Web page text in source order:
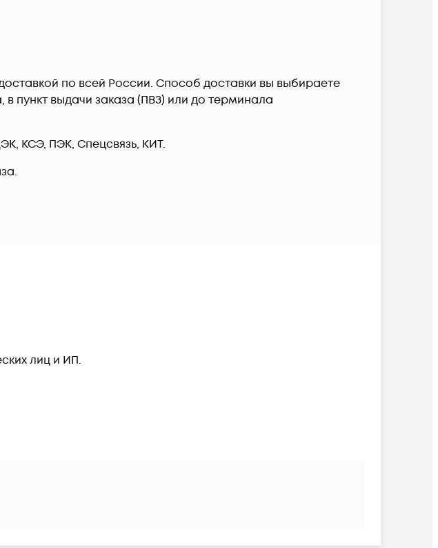
по всей России. Способ доставки вы выбираете
пункт выдачи заказа (ПВЗ) или до терминала
КСЭ, ПЭК, Спецсвязь, КИТ.
лиц и ИП.